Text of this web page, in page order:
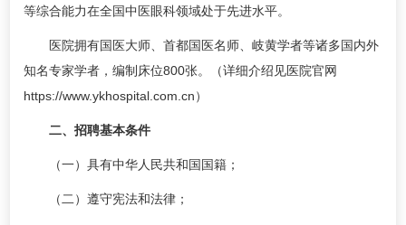
等综合能力在全国中医眼科领域处于先进水平。
医院拥有国医大师、首都国医名师、岐黄学者等诸多国内外
知名专家学者，编制床位800张。（详细介绍见医院官网
https://www.ykhospital.com.cn）
二、招聘基本条件
（一）具有中华人民共和国国籍；
（二）遵守宪法和法律；